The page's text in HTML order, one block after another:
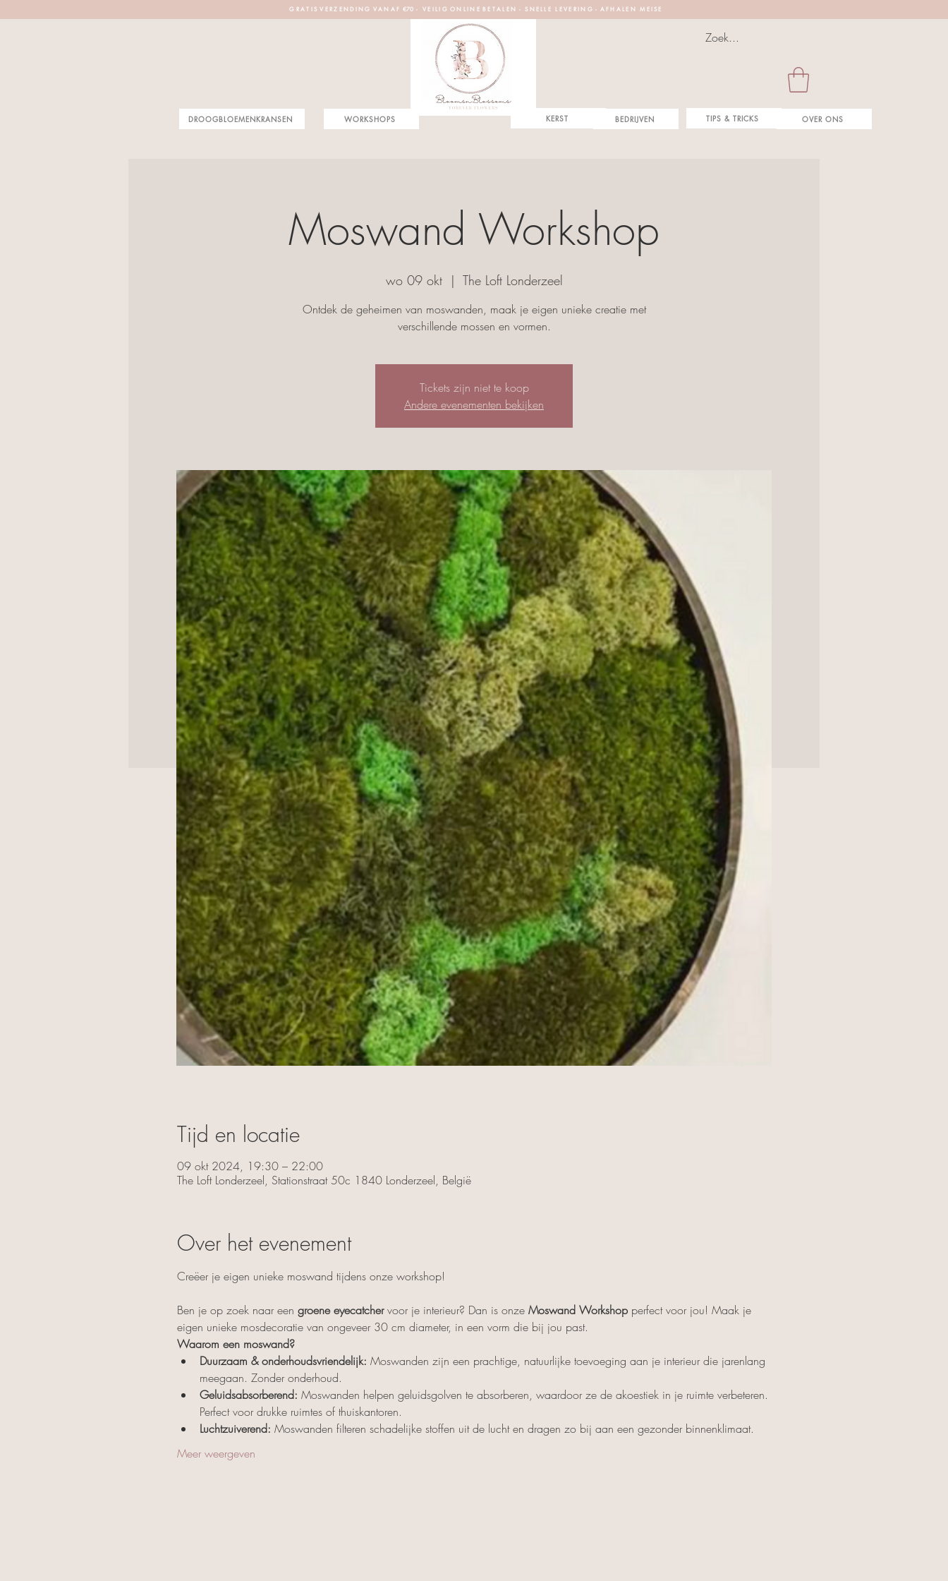
G R A T I S V E R Z E N D I N G V A N A F €70 - V E I L I G O N L I N E B E T A L E N - S N E L L E L E V E R I N G - A F H A L E N M E I S E
WORKSHOPS
DROOGBLOEMENKRANSEN BEDRIJVEN OVER ONS
TIPS & TRICKS
KERST
Moswand Workshop
wo 09 okt
  |
The Loft Londerzeel
Ontdek de geheimen van moswanden, maak je eigen unieke creatie met
verschillende mossen en vormen.
Tickets zijn niet te koop
Andere evenementen bekijken
Tijd en locatie
09 okt 2024, 19:30 – 22:00
The Loft Londerzeel, Stationstraat 50c 1840 Londerzeel, België
Over het evenement
Ben je op zoek naar een groene eyecatcher voor je interieur? Dan is onze Moswand Workshop perfect voor jou! Maak je
eigen unieke mosdecoratie van ongeveer 30 cm diameter, in een vorm die bij jou past.
Waarom een moswand?
Duurzaam & onderhoudsvriendelijk: Moswanden zijn een prachtige, natuurlijke toevoeging aan je interieur die jarenlang
meegaan. Zonder onderhoud.
Geluidsabsorberend: Moswanden helpen geluidsgolven te absorberen, waardoor ze de akoestiek in je ruimte verbeteren.
Perfect voor drukke ruimtes of thuiskantoren.
Luchtzuiverend: Moswanden filteren schadelijke stoffen uit de lucht en dragen zo bij aan een gezonder binnenklimaat.
Meer weergeven